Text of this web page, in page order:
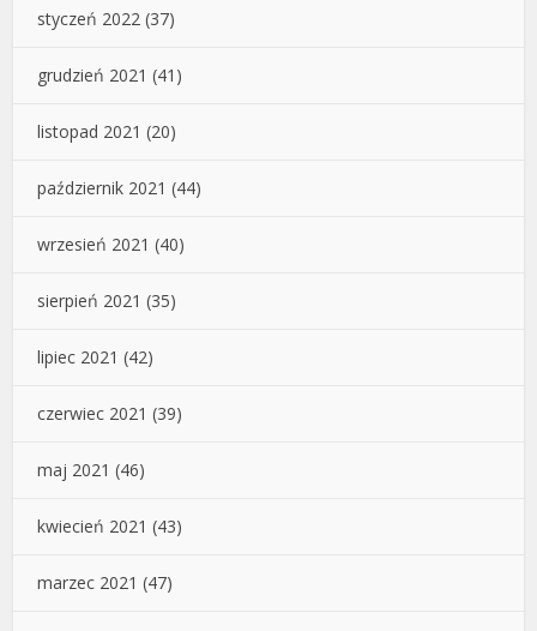
styczeń 2022 (37)
grudzień 2021 (41)
listopad 2021 (20)
październik 2021 (44)
wrzesień 2021 (40)
sierpień 2021 (35)
lipiec 2021 (42)
czerwiec 2021 (39)
maj 2021 (46)
kwiecień 2021 (43)
marzec 2021 (47)